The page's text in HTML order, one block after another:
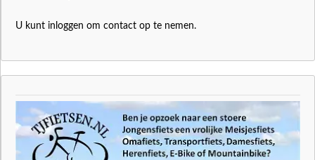
U kunt inloggen om contact op te nemen.